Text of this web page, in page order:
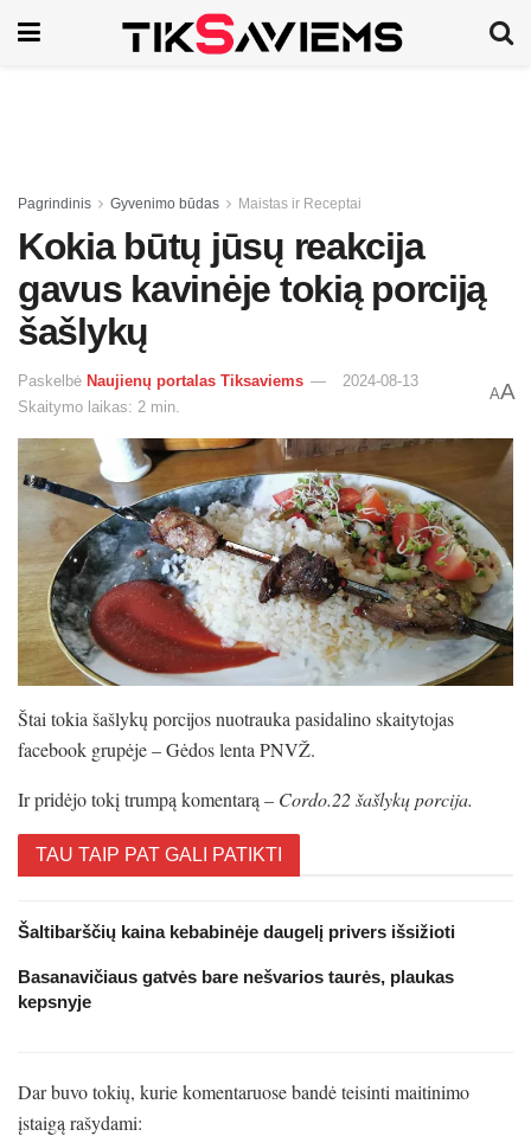
Pagrindinis Gyvenimo būdas Maistas ir Receptai
Kokia būtų jūsų reakcija
gavus kavinėje tokią porciją
šašlykų
Paskelbė Naujienų portalas Tiksaviems
2024-08-13
Skaitymo laikas: 2 min.
AA
Štai tokia šašlykų porcijos nuotrauka pasidalino skaitytojas
facebook grupėje – Gėdos lenta PNVŽ.
Ir pridėjo tokį trumpą komentarą – Cordo.22 šašlykų porcija.
TAU TAIP PAT GALI PATIKTI
Šaltibarščių kaina kebabinėje daugelį privers išsižioti
Basanavičiaus gatvės bare nešvarios taurės, plaukas
kepsnyje
Dar buvo tokių, kurie komentaruose bandė teisinti maitinimo
įstaigą rašydami: